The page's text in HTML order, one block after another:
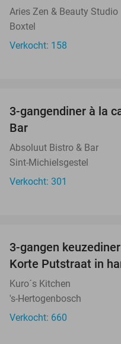
Aries Zen & Beauty Studio
Boxtel
Verkocht: 158
3-gangendiner à la
Bar
Absoluut Bistro & Bar
Sint-Michielsgestel
Verkocht: 301
3-gangen
Korte Putstraat in
Kuro´s Kitchen
's-Hertogenbosch
Verkocht: 660